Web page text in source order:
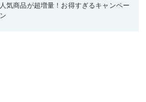
人気商品が超増量！お得すぎるキャンペー
ン